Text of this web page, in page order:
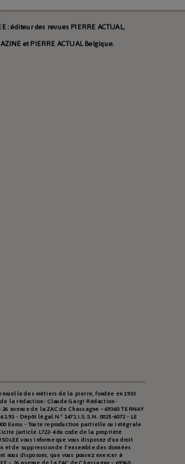
: éditeur des revues PIERRE ACTUAL,
et PIERRE ACTUAL Belgique.
des métiers de la pierre, fondée en 1933
la rédaction : Claude Gargi Rédaction -
avenue de la ZAC de Chassagne – 69360 TERNAY
- Dépôt légal N° 1471 I.S.S.N. 0025-6072 - LE
Euros - Toute reproduction partielle ou intégrale
(article L722-4 du code de la propriété
vous informe que vous disposez d'un droit
de suppression de l'ensemble des données
nous disposons, que vous pouvez exercer à